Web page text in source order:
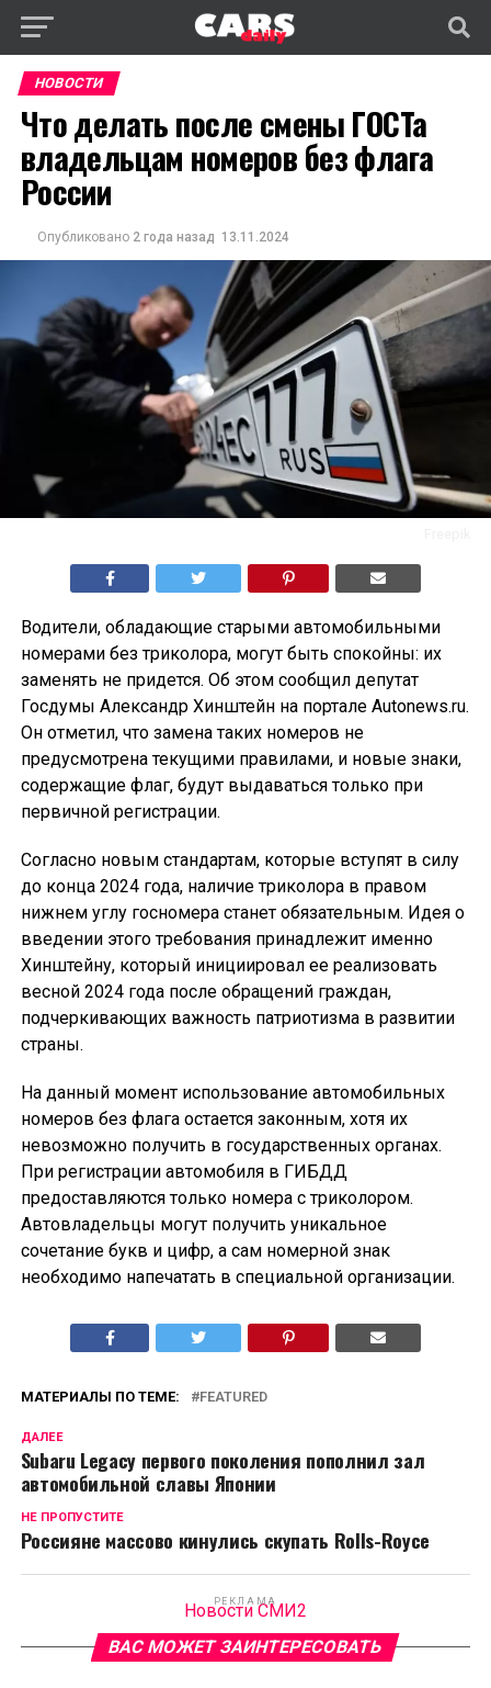
НОВОСТИ
Что делать после смены ГОСТа
владельцам номеров без флага
России
Опубликовано 2 года назад 13.11.2024
Водители, обладающие старыми автомобильными
номерами без триколора, могут быть спокойны: их
заменять не придется. Об этом сообщил депутат
Госдумы Александр Хинштейн на портале Autonews.ru.
Он отметил, что замена таких номеров не
предусмотрена текущими правилами, и новые знаки,
содержащие флаг, будут выдаваться только при
первичной регистрации.
Согласно новым стандартам, которые вступят в силу
до конца 2024 года, наличие триколора в правом
нижнем углу госномера станет обязательным. Идея о
введении этого требования принадлежит именно
Хинштейну, который инициировал ее реализовать
весной 2024 года после обращений граждан,
подчеркивающих важность патриотизма в развитии
страны.
На данный момент использование автомобильных
номеров без флага остается законным, хотя их
невозможно получить в государственных органах.
При регистрации автомобиля в ГИБДД
предоставляются только номера с триколором.
Автовладельцы могут получить уникальное
сочетание букв и цифр, а сам номерной знак
необходимо напечатать в специальной организации.
МАТЕРИАЛЫ ПО ТЕМЕ: FEATURED
ДАЛЕЕ
Subaru Legacy первого поколения пополнил зал
автомобильной славы Японии
НЕ ПРОПУСТИТЕ
Россияне массово кинулись скупать Rolls-Royce
РЕКЛАМА
Новости СМИ2
ВАС МОЖЕТ ЗАИНТЕРЕСОВАТЬ